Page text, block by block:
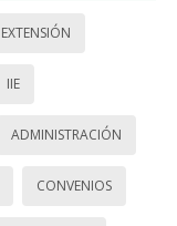
EXTENSIÓN
IIE
ADMINISTRACIÓN
CONVENIOS